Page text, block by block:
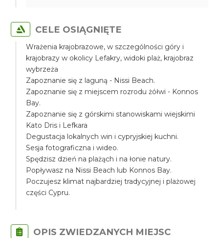
CELE OSIĄGNIĘTE
Wrażenia krajobrazowe, w szczególności góry i
krajobrazy w okolicy Lefakry, widoki plaż, krajobraz
wybrzeża
Zapoznanie się z laguną - Nissi Beach.
Zapoznanie się z miejscem rozrodu żółwi - Konnos
Bay.
Zapoznanie się z górskimi stanowiskami wiejskimi
Kato Dris i Lefkara
Degustacja lokalnych win i cypryjskiej kuchni.
Sesja fotograficzna i wideo.
Spędzisz dzień na plażąch i na łonie natury.
Popływasz na Nissi Beach lub Konnos Bay.
Poczujesz klimat najbardziej tradycyjnej i plażowej
części Cypru.
OPIS ZWIEDZANYCH MIEJSC